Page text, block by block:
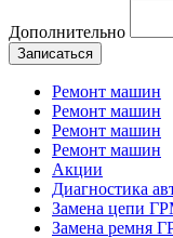
Дополнительно
Записаться
Ремонт машин
Ремонт машин
Ремонт машин
Ремонт машин
Акции
Диагностика
Замена цепи
Замена ремня